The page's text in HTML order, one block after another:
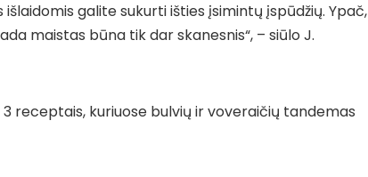
galite sukurti išties įsimintų įspūdžių. Ypač,
maistas būna tik dar skanesnis“, – siūlo J.
3 receptais, kuriuose bulvių ir voveraičių tandemas